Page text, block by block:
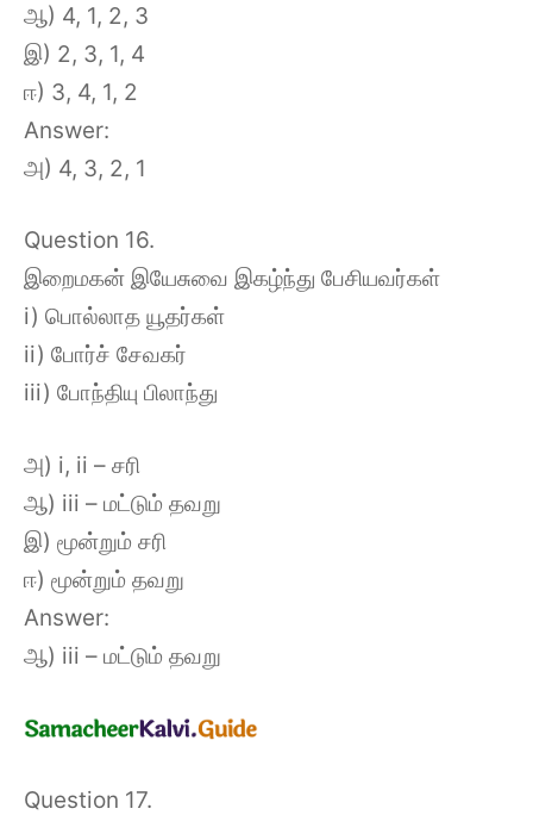
ஆ) 4, 1, 2, 3
இ) 2, 3, 1, 4
ஈ) 3, 4, 1, 2
Answer:
அ) 4, 3, 2, 1
Question 16.
இறைமகன் இயேசுவை இகழ்ந்து பேசியவர்கள்
i) பொல்லாத யூதர்கள்
ii) போர்ச் சேவகர்
iii) போந்தியு பிலாந்து
அ) i, ii – சரி
ஆ) iii – மட்டும் தவறு
இ) மூன்றும் சரி
ஈ) மூன்றும் தவறு
Answer:
ஆ) iii – மட்டும் தவறு
Question 17.